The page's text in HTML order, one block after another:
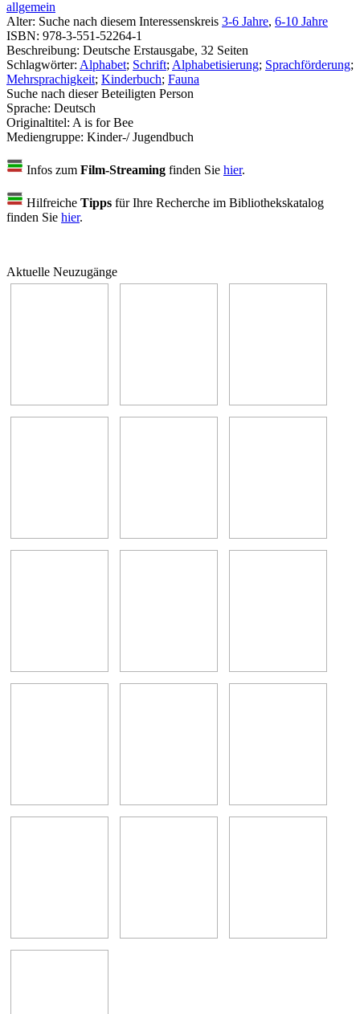
allgemein
Alter: Suche nach diesem Interessenskreis 3-6 Jahre, 6-10 Jahre
ISBN: 978-3-551-52264-1
Beschreibung: Deutsche Erstausgabe, 32 Seiten
Schlagwörter: Alphabet; Schrift; Alphabetisierung; Sprachförderung;
Mehrsprachigkeit; Kinderbuch; Fauna
Suche nach dieser Beteiligten Person
Sprache: Deutsch
Originaltitel: A is for Bee
Mediengruppe: Kinder-/ Jugendbuch
Infos zum Film-Streaming finden Sie hier.
Hilfreiche Tipps für Ihre Recherche im Bibliothekskatalog
finden Sie hier.
Aktuelle Neuzugänge